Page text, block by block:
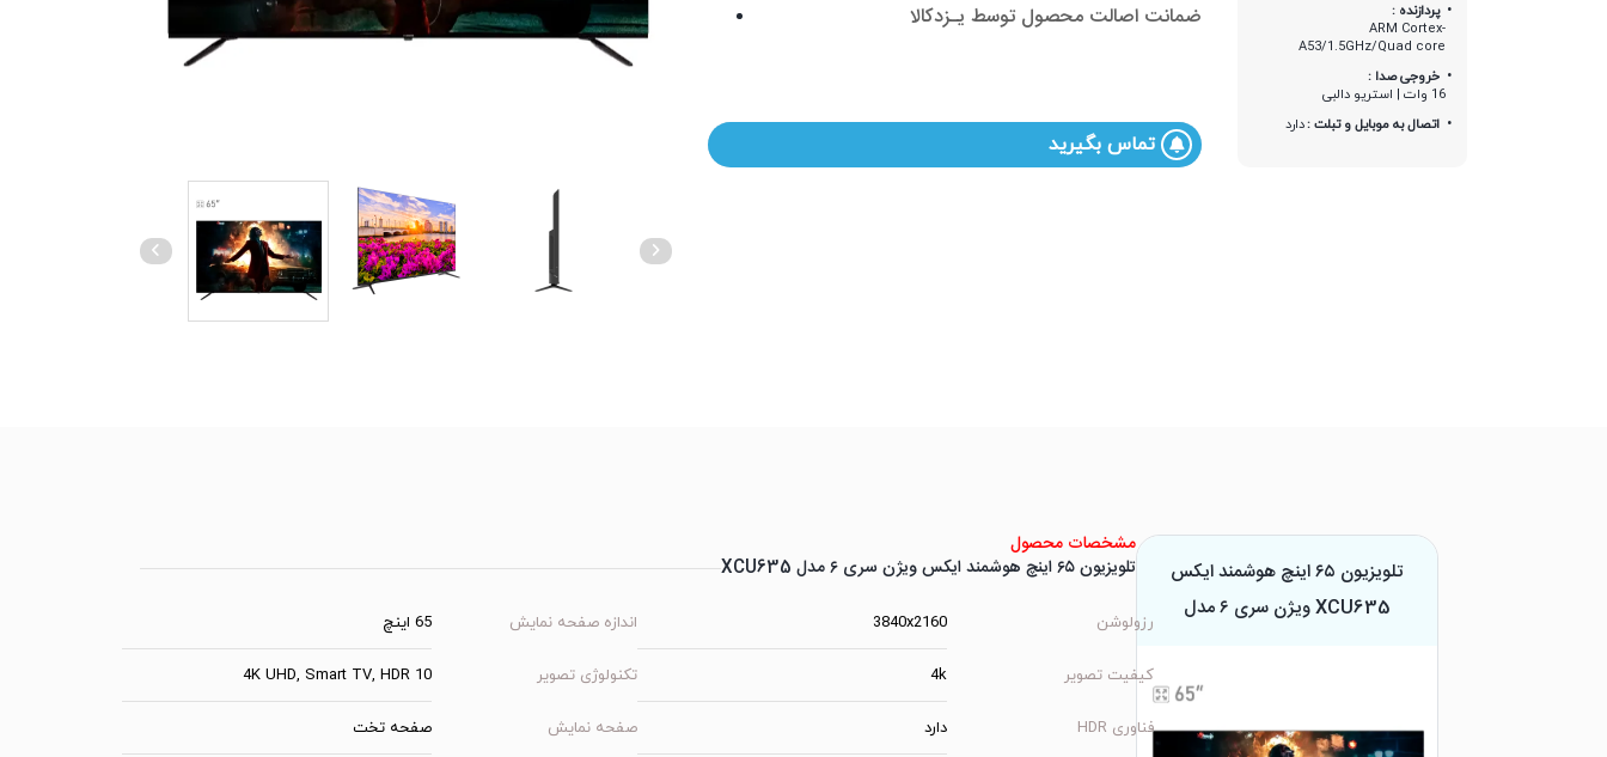
ضمانت اصالت محصول توسط یـزدکالا
تماس بگیرید
پردازنده :
ARM Cortex-
A53/1.5GHz/Quad core
خروجی صدا :
16 وات | استریو دالبی
اتصال به موبایل و تبلت :دارد
مشخصات محصول
تلویزیون ۶۵ اینچ هوشمند ایکس ویژن سری ۶ مدل XCU635
اندازه صفحه نمایش 65 اینچ
تکنولوژی تصویر 4K UHD, Smart TV, HDR 10
صفحه نمایش صفحه تخت
رزولوشن 3840x2160
کیفیت تصویر 4k
فناوری HDR دارد
تلویزیون ۶۵ اینچ هوشمند ایکس
ویژن سری ۶ مدل XCU635